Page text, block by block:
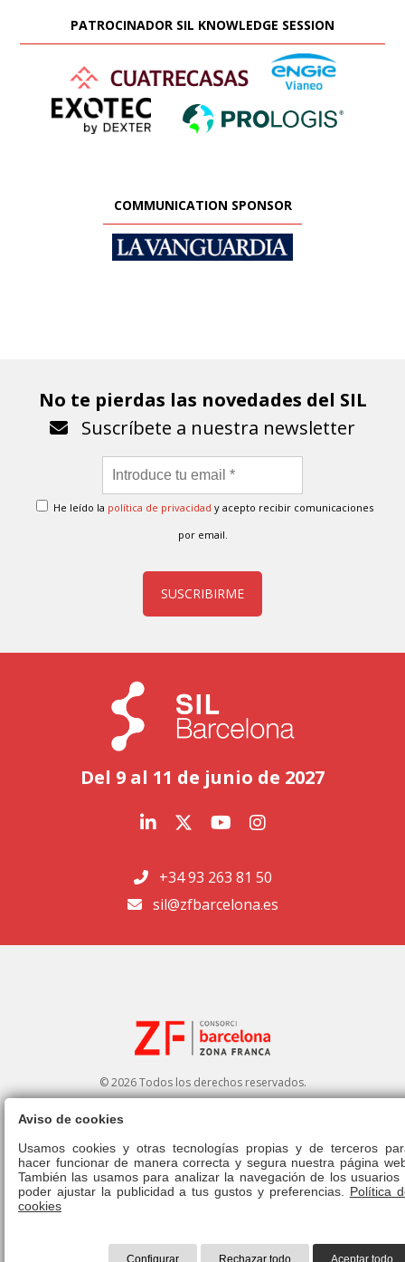
PATROCINADOR SIL KNOWLEDGE SESSION
COMMUNICATION SPONSOR
No te pierdas las novedades del SIL
Suscríbete a nuestra newsletter
He leído la política de privacidad y acepto recibir comunicaciones
por email.
SUSCRIBIRME
Del 9 al 11 de junio de 2027
+34 93 263 81 50
sil@zfbarcelona.es
© 2026 Todos los derechos reservados.
Aviso legal|Política de privacidad|Política de cookies|Canal ético|
Derecho de admisión|Normativa
Aviso de cookies
Usamos cookies y otras tecnologías propias y de terceros
hacer funcionar de manera correcta y segura nuestra página
También las usamos para analizar la navegación de los usuarios
poder ajustar la publicidad a tus gustos y preferencias. Política
cookies
Configurar Rechazar todo Aceptar todo